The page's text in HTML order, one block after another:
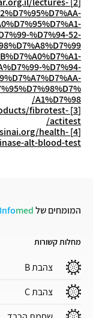
%D7%94-52-
%D7%94-
A1%D7%98/
[3]
fibrotest-
actitest/
[4]
health-
alt-blood-test
המומחים של Infomed
מחלות קשורות
צהבת B
צהבת C